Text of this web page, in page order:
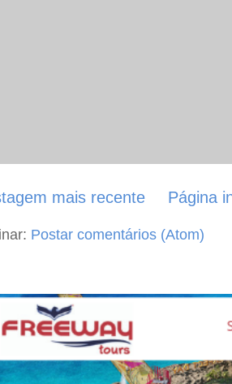
mais recente Página
Postar comentários (Atom)